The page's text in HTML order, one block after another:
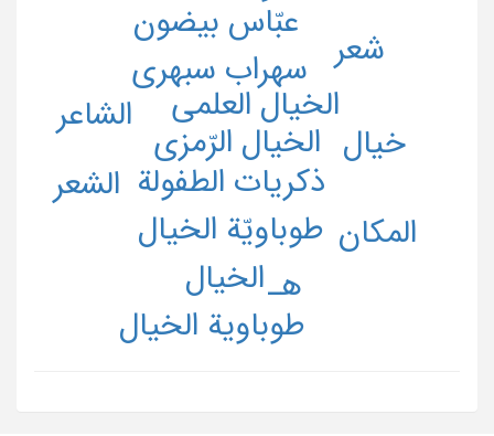
الخيال الرّمزي
الخيال العلمي
ذكريات الطفولة
سهراب سبهری
طوباويّة الخيال
عبّاس بيضون
الخیال
الشاعر
الشعر
المکان
خیال
شعر
طوباویة الخیال
هـ